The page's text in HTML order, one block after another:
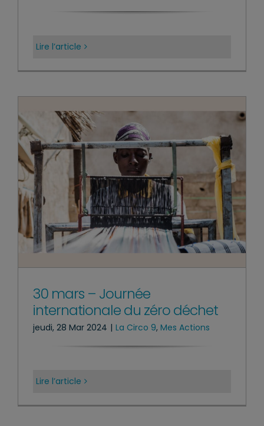
Lire l’article
30 mars – Journée
internationale du zéro déchet
jeudi, 28 Mar 2024 | La Circo 9, Mes Actions
Lire l’article